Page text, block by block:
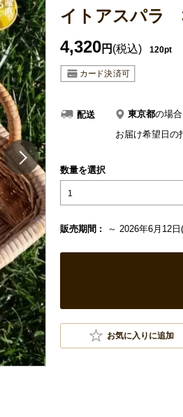
イトアスパラ
4,320円 (税込) 120pt
配送 東京都の場合
お届け希望日の
数量を選択
1
販売期間 : ～ 2026年6月12
お気に入りに追加